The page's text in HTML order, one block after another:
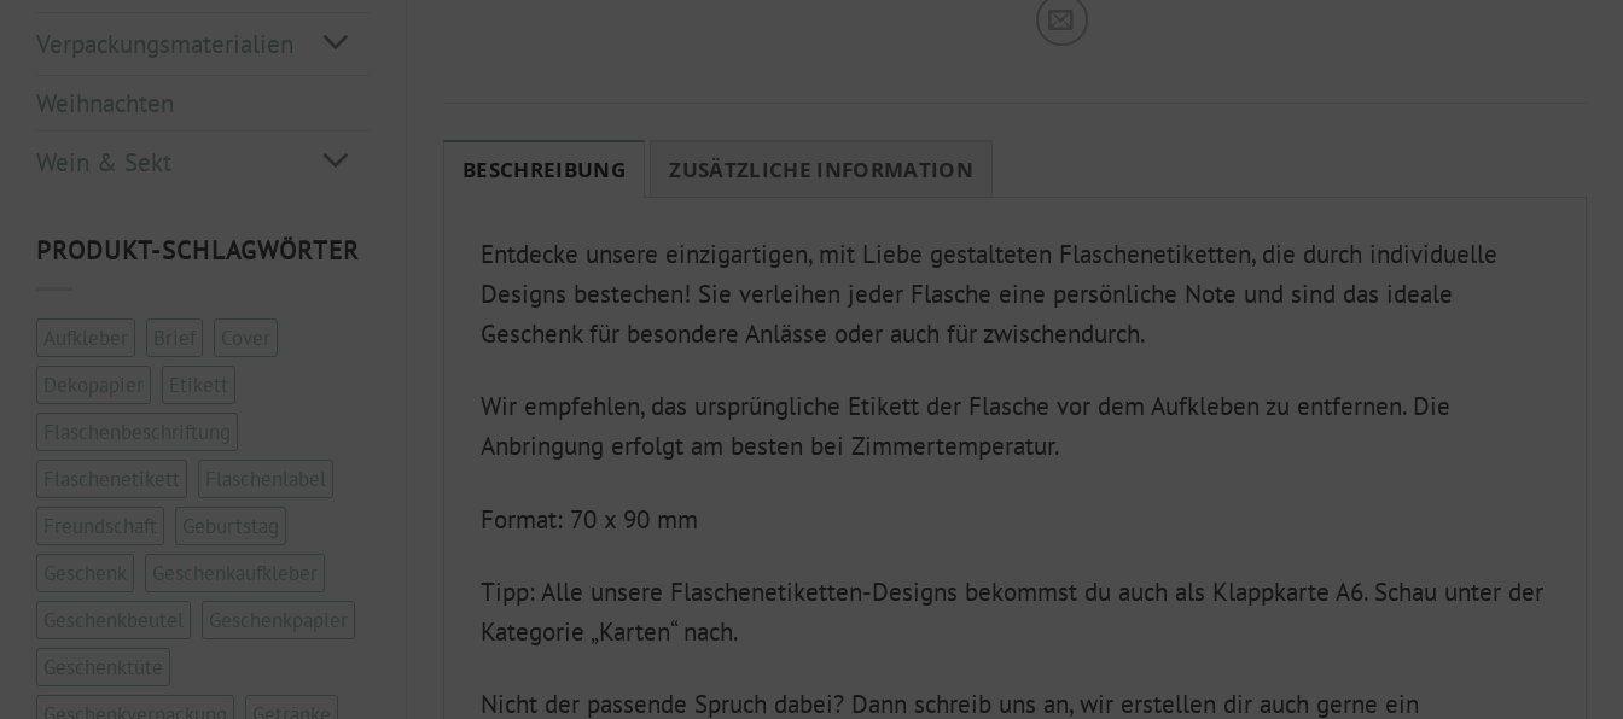
Verpackungsmaterialien
Weihnachten
Wein & Sekt
PRODUKT-SCHLAGWÖRTER
Aufkleber Brief
Cover
Dekopapier
Etikett
Flaschenbeschriftung
Flaschenetikett
Flaschenlabel
Freundschaft
Geburtstag
Geschenk
Geschenkaufkleber
Geschenkbeutel
Geschenkpapier
Geschenktüte
BESCHREIBUNG ZUSÄTZLICHE INFORMATION
Entdecke unsere einzigartigen, mit Liebe gestalteten Flaschenetiketten, die durch individuelle
Designs bestechen! Sie verleihen jeder Flasche eine persönliche Note und sind das ideale
Geschenk für besondere Anlässe oder auch für zwischendurch.
Wir empfehlen, das ursprüngliche Etikett der Flasche vor dem Aufkleben zu entfernen. Die
Anbringung erfolgt am besten bei Zimmertemperatur.
Format: 70 x 90 mm
Tipp: Alle unsere Flaschenetiketten-Designs bekommst du auch als Klappkarte A6. Schau unter der
Kategorie „Karten“ nach.
Nicht der passende Spruch dabei? Dann schreib uns an, wir erstellen dir auch gerne ein